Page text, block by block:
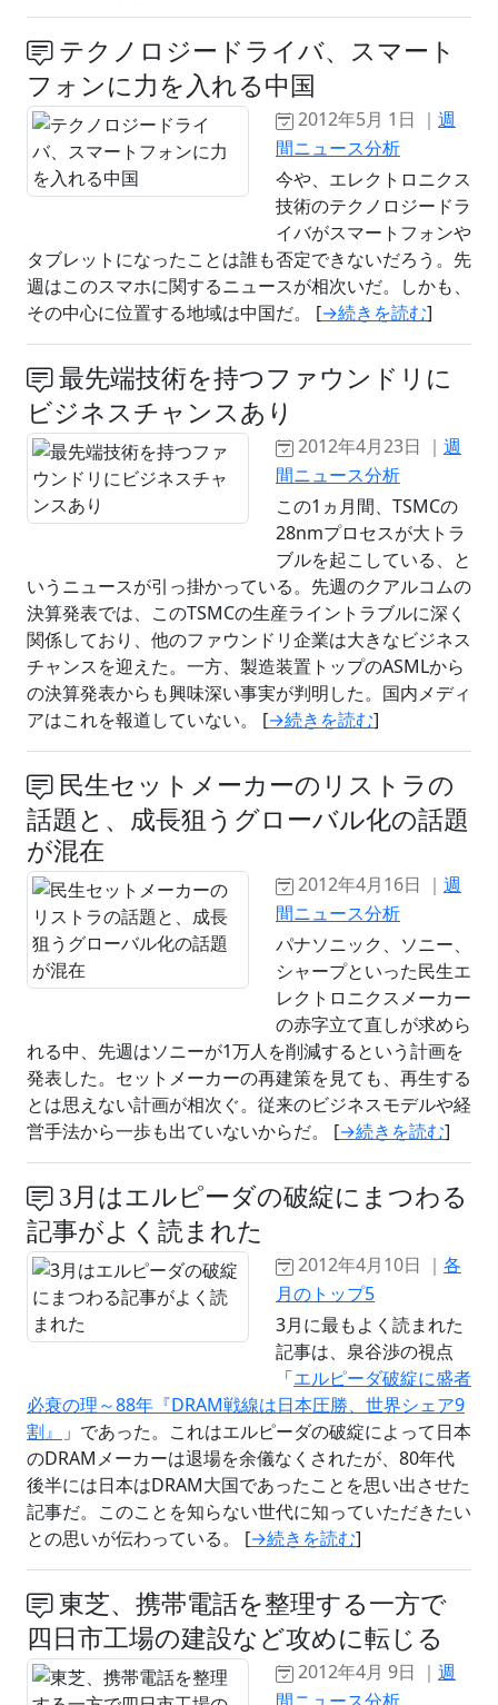
テクノロジードライバ、スマート
フォンに力を入れる中国
2012年5月 1日 ｜ 週
間ニュース分析
今や、エレクトロニクス
技術のテクノロジードラ
イバがスマートフォンや
タブレットになったことは誰も否定できないだろう。先
週はこのスマホに関するニュースが相次いだ。しかも、
その中心に位置する地域は中国だ。 [→続きを読む]
最先端技術を持つファウンドリに
ビジネスチャンスあり
2012年4月23日 ｜ 週
間ニュース分析
この1ヵ月間、TSMCの
28nmプロセスが大トラ
ブルを起こしている、と
いうニュースが引っ掛かっている。先週のクアルコムの
決算発表では、このTSMCの生産ライントラブルに深く
関係しており、他のファウンドリ企業は大きなビジネス
チャンスを迎えた。一方、製造装置トップのASMLから
の決算発表からも興味深い事実が判明した。国内メディ
アはこれを報道していない。 [→続きを読む]
民生セットメーカーのリストラの
話題と、成長狙うグローバル化の話題
が混在
2012年4月16日 ｜ 週
間ニュース分析
パナソニック、ソニー、
シャープといった民生エ
レクトロニクスメーカー
の赤字立て直しが求めら
れる中、先週はソニーが1万人を削減するという計画を
発表した。セットメーカーの再建策を見ても、再生する
とは思えない計画が相次ぐ。従来のビジネスモデルや経
営手法から一歩も出ていないからだ。 [→続きを読む]
3月はエルピーダの破綻にまつわる
記事がよく読まれた
2012年4月10日 ｜ 各
月のトップ5
3月に最もよく読まれた
記事は、泉谷渉の視点
「エルピーダ破綻に盛者
必衰の理～88年『DRAM戦線は日本圧勝、世界シェア9
割』
」であった。これはエルピーダの破綻によって日本
のDRAMメーカーは退場を余儀なくされたが、80年代
後半には日本はDRAM大国であったことを思い出させた
記事だ。このことを知らない世代に知っていただきたい
との思いが伝わっている。 [→続きを読む]
東芝、携帯電話を整理する一方で
四日市工場の建設など攻めに転じる
2012年4月 9日 ｜ 週